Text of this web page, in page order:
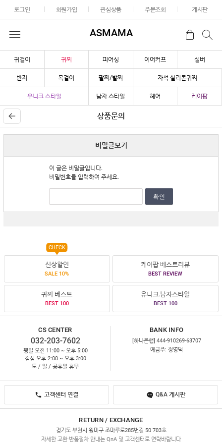
로그인 회원가입 관심상품 주문조회 게시판
ASMAMA
귀걸이 귀찌 피어싱 이어커프 실버
반지 목걸이 팔찌/발찌 자석 실리콘귀찌
유니크 스타일 남자 스타일 헤어 케이팝
상품문의
비밀글보기
이 글은 비밀글입니다.
비밀번호를 입력하여 주세요.
확인
신상할인
SALE 10%
CHECK
케이팝 베스트리뷰
BEST REVIEW
귀찌 베스트
BEST 100
유니크.남자스타일
BEST 100
CS CENTER
032-203-7602
평일 오전 11:00 ~ 오후 5:00
점심 오후 2:00 ~ 오후 3:00
토 / 일 / 공휴일 휴무
BANK INFO
[하나은행] 444-910269-63707
예금주: 정영덕
고객센터 연결 Q&A 게시판
RETURN / EXCHANGE
경기도 부천시 원미구 조마루로285번길 50 703호
자세한 교환·반품절차 안내는 QnA 및 고객센터로 연락바랍니다